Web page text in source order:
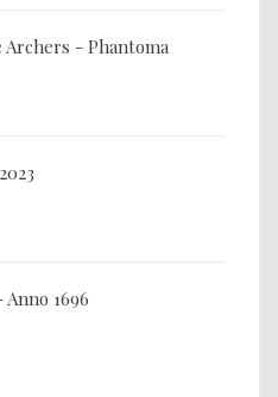
Archers - Phantoma
1696